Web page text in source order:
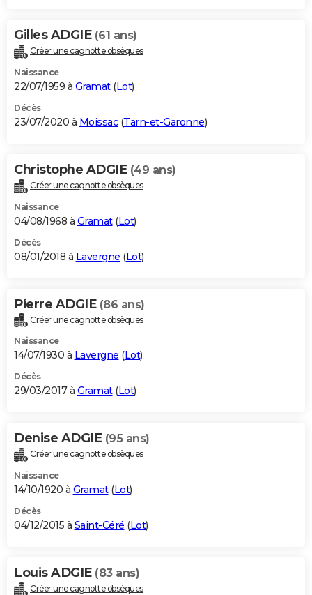
Bricolage
Lifestyle
Culture
Sport
Auto
Television
Voyage
Cinema
Gilles ADGIE (61 ans)
Créer une cagnotte obsèques
Naissance
22/07/1959 à Gramat(Lot)
Décès
23/07/2020 à Moissac(Tarn-et-Garonne)
Christophe ADGIE (49 ans)
Créer une cagnotte obsèques
Naissance
04/08/1968 à Gramat(Lot)
Décès
08/01/2018 à Lavergne (Lot)
Pierre ADGIE (86 ans)
Créer une cagnotte obsèques
Naissance
14/07/1930 à Lavergne (Lot)
Décès
29/03/2017 à Gramat(Lot)
Denise ADGIE (95 ans)
Créer une cagnotte obsèques
Naissance
14/10/1920 à Gramat(Lot)
Décès
04/12/2015 à Saint-Céré (Lot)
Louis ADGIE (83 ans)
Créer une cagnotte obsèques